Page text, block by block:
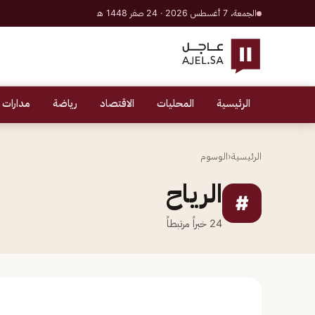
الجمعة، 7 أغسطس 2026 · 24 صفر 1448 هـ
الرئيسية المحليات الاقتصاد رياضة
الرئيسية‹الوسوم
# الرياح
24 خبراً مرتبطاً